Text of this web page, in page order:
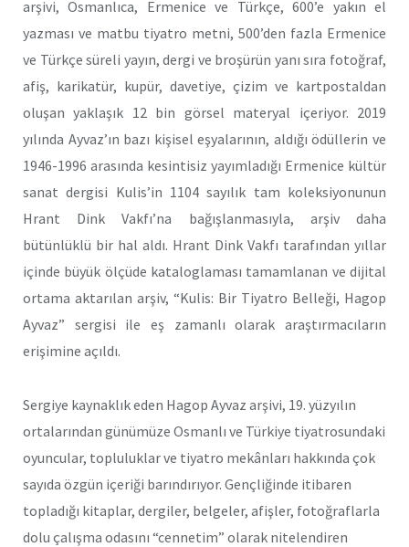
arşivi, Osmanlıca, Ermenice ve Türkçe, 600’e yakın el
yazması ve matbu tiyatro metni, 500’den fazla Ermenice
ve Türkçe süreli yayın, dergi ve broşürün yanı sıra fotoğraf,
afiş, karikatür, kupür, davetiye, çizim ve kartpostaldan
oluşan yaklaşık 12 bin görsel materyal içeriyor. 2019
yılında Ayvaz’ın bazı kişisel eşyalarının, aldığı ödüllerin ve
1946-1996 arasında kesintisiz yayımladığı Ermenice kültür
sanat dergisi Kulis’in 1104 sayılık tam koleksiyonunun
Hrant Dink Vakfı’na bağışlanmasıyla, arşiv daha
bütünlüklü bir hal aldı. Hrant Dink Vakfı tarafından yıllar
içinde büyük ölçüde kataloglaması tamamlanan ve dijital
ortama aktarılan arşiv, “Kulis: Bir Tiyatro Belleği, Hagop
Ayvaz” sergisi ile eş zamanlı olarak araştırmacıların
erişimine açıldı.
Sergiye kaynaklık eden Hagop Ayvaz arşivi, 19. yüzyılın
ortalarından günümüze Osmanlı ve Türkiye tiyatrosundaki
oyuncular, topluluklar ve tiyatro mekânları hakkında çok
sayıda özgün içeriği barındırıyor. Gençliğinde itibaren
topladığı kitaplar, dergiler, belgeler, afişler, fotoğraflarla
dolu çalışma odasını “cennetim” olarak nitelendiren